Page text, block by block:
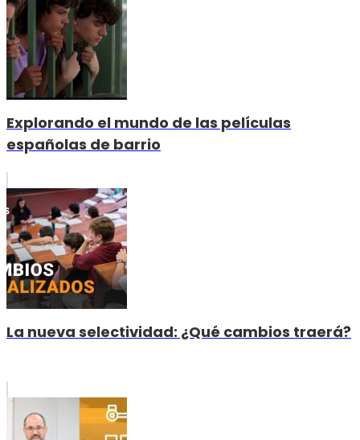
Explorando el mundo de las películas
españolas de barrio
La nueva selectividad: ¿Qué cambios traerá?